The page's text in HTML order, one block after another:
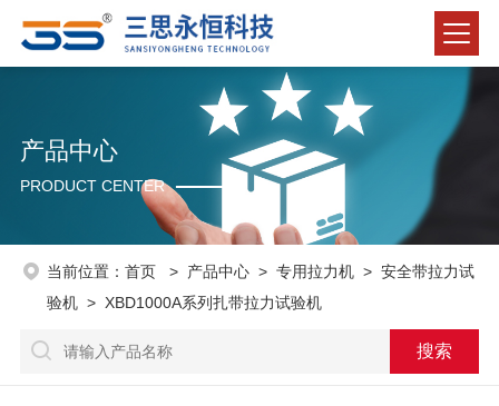
产品中心
PRODUCT CENTER
当前位置： 首页 > 产品中心> 专用拉力机> 安全带拉力试
验机> XBD1000A系列扎带拉力试验机